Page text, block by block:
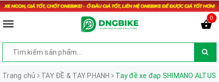
0
Trang chủ TAY ĐỀ & TAY PHANH
Tay đề xe đạp SHIMANO ALTUS